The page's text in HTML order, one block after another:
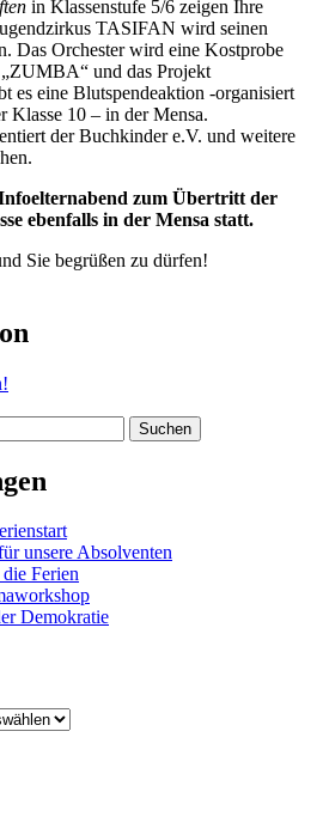
in Klassenstufe 5/6 zeigen Ihre
TASIFAN wird seinen
Das Orchester wird eine Kostprobe
und das Projekt
es eine Blutspendeaktion -organisiert
Klasse 10 – in der Mensa.
der Buchkinder e.V. und weitere
zum Übertritt der
ebenfalls in der Mensa statt.
Sie begrüßen zu dürfen!
unsere Absolventen
Ferien
Demokratie